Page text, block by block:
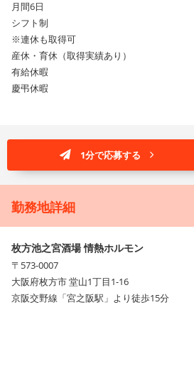
月間6日
シフト制
※連休も取得可
産休・育休（取得実績あり）
有給休暇
慶弔休暇
1分で応募する
勤務地詳細
枚方池之宮酒場 情熱ホルモン
〒573-0007
大阪府枚方市 堂山1丁目1-16
京阪交野線「宮之阪駅」より徒歩15分